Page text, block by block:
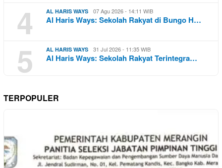
4 AL HARIS WAYS 07 Agu 2026 - 14:11 WIB
Al Haris Ways: Sekolah Rakyat di Bungo H…
5 AL HARIS WAYS 31 Jul 2026 - 11:35 WIB
Al Haris Ways: Sekolah Rakyat Terintegra…
TERPOPULER